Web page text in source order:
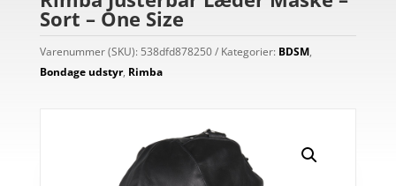
Sort – One Size
Varenummer (SKU): 538dfd878250 Kategorier: BDSM,
Bondage udstyr, Rimba